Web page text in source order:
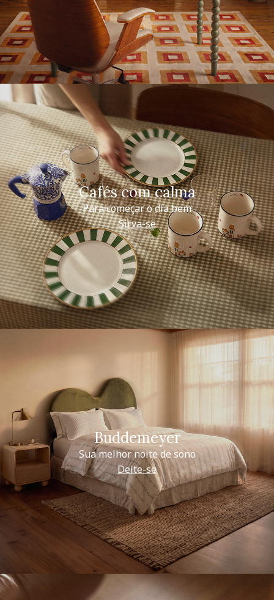
Cafés com calma
Para começar o dia bem
Sirva-se
Buddemeyer
Sua melhor noite de sono
Deite-se